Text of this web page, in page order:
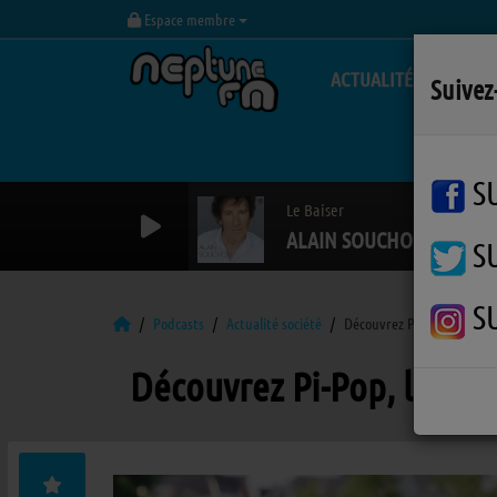
Espace membre
ACTUALITÉS
Le Baiser
ALAIN SOUCHON
Podcasts Actualité société Découvrez Pi-Pop, le
Découvrez Pi-Pop, le